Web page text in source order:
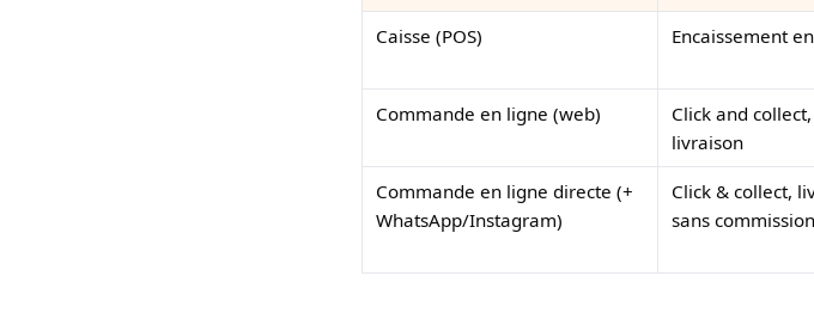
Caisse (POS) Encaissement
Commande en ligne (web)
Click and collect,
livraison
Commande en ligne directe (+
WhatsApp/Instagram)
Click & collect,
sans commission